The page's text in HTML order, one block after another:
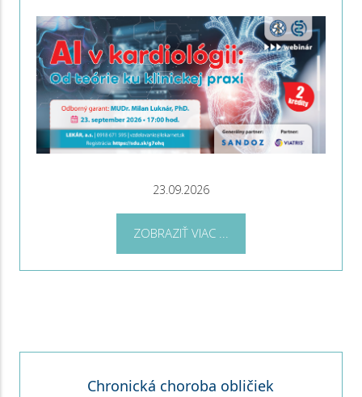
23.09.2026
ZOBRAZIŤ VIAC ...
Chronická choroba obličiek